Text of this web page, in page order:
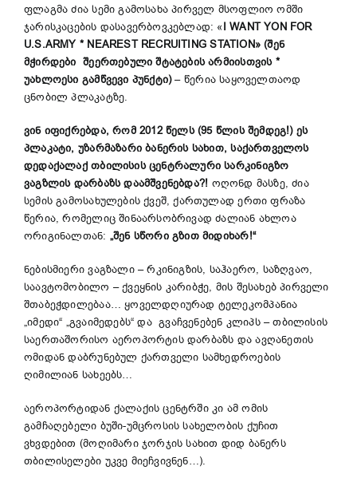
ფლაგმა ძია სემი გამოსახა პირველ მსოფლიო ომში
ჯარისკაცების დასავერბოვკებლად: «I WANT YON FOR
U.S.ARMY * NEAREST RECRUITING STATION»(შენ
მჭირდები შეერთებული შტატების არმიისთვის *
უახლოესი გამწვევი პუნქტი)– წერია საყოველთაოდ
ცნობილ პლაკატზე.
ვინ იფიქრებდა, რომ 2012 წელს (95 წლის შემდეგ!) ეს
პლაკატი, უზარმაზარი ბანერის სახით, საქართველოს
დედაქალაქ თბილისის ცენტრალური სარკინიგზო
ვაგზლის დარბაზს დაამშვენებდა?! ოღონდ მასზე, ძია
სემის გამოსახულების ქვეშ, ქართულად ერთი ფრაზა
წერია, რომელიც შინაარსობრივად ძალიან ახლოა
ორიგინალთან: „შენ სწორი გზით მიდიხარ!“
ნებისმიერი ვაგზალი – რკინიგზის, საჰაერო, საზღვაო,
საავტომობილო – ქვეყნის კარიბჭე, მის შესახებ პირველი
შთაბეჭდილებაა… ყოველდღიურად ტელეკომპანია
„იმედი“ „გვაიმედებს“ და გვაჩვენებენ კლიპს – თბილისის
საერთაშორისო აეროპორტის დარბაზს და ავღანეთის
ომიდან დაბრუნებულ ქართველი სამხედროების
ღიმილიან სახეებს…
აეროპორტიდან ქალაქის ცენტრში კი ამ ომის
გამჩაღებელი ბუში-უმცროსის სახელობის ქუჩით
ვხვდებით (მოღიმარი ჯორჯის სახით დიდ ბანერს
თბილისელები უკვე მიეჩვივნენ…).